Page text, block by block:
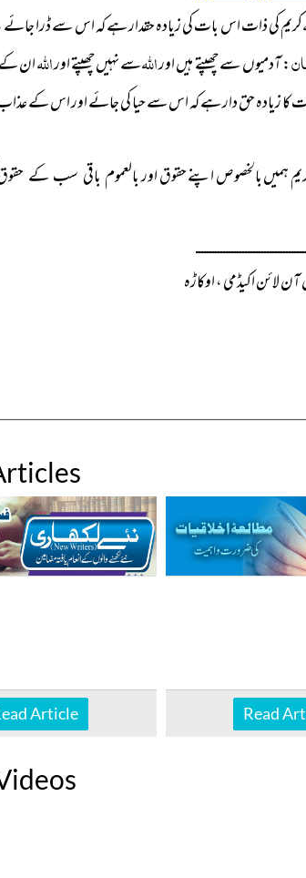
کریم کی ذات اس بات کی زیادہ حقدارہے کہ اس سے ڈرا جائے
: آدمیوںسے چھپتے ہیں اوراللہسے نہیں چھپتے اوراللہان
کا زیادہ حق دار ہے کہ اس سے حیا کی جائے اور اس کے
ہمیں بالخصوص اپنے حقوق اوربالعموم باقی سب کے
لائن اکیڈمی ، اوکاڑہ
Article Read